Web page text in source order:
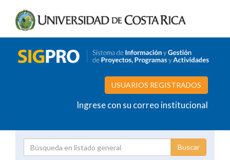
USUARIOS REGISTRADOS
Ingrese con su correo institucional